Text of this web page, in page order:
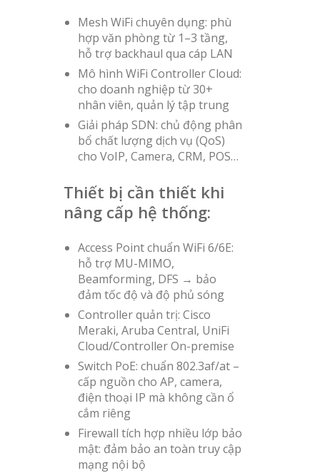
Mesh WiFi chuyên dụng: phù
hợp văn phòng từ 1–3 tầng,
hỗ trợ backhaul qua cáp LAN
Mô hình WiFi Controller Cloud:
cho doanh nghiệp từ 30+
nhân viên, quản lý tập trung
Giải pháp SDN: chủ động phân
bổ chất lượng dịch vụ (QoS)
cho VoIP, Camera, CRM, POS…
Thiết bị cần thiết khi
nâng cấp hệ thống:
Access Point chuẩn WiFi 6/6E:
hỗ trợ MU-MIMO,
Beamforming, DFS → bảo
đảm tốc độ và độ phủ sóng
Controller quản trị: Cisco
Meraki, Aruba Central, UniFi
Cloud/Controller On-premise
Switch PoE: chuẩn 802.3af/at –
cấp nguồn cho AP, camera,
điện thoại IP mà không cần ổ
cắm riêng
Firewall tích hợp nhiều lớp bảo
mật: đảm bảo an toàn truy cập
mạng nội bộ